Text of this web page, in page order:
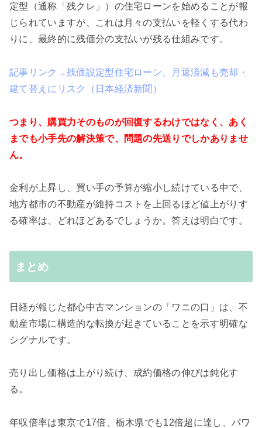
定型（通称「残クレ」）の住宅ローンを始めることが報
じられていますが、これは月々の支払いを軽くする代わ
りに、最終的に残価分の支払いが残る仕組みです。
記事リンク→残価設定型住宅ローン、月返済減も売却・
建て替えにリスク（日本経済新聞）
つまり、購買力そのものが回復するわけではなく、あく
までも小手先の解決策で、問題の先送りでしかありませ
ん。
金利が上昇し、買い手の予算が縮小し続けている中で、
地方都市の不動産が維持コストを上回るほど値上がりす
る確率は、どれほどあるでしょうか。答えは明白です。
まとめ
日経が報じた都心中古マンションの「ワニの口」は、不
動産市場に構造的な転換が起きていることを示す明確な
シグナルです。
売り出し価格は上がり続け、成約価格の伸びは鈍化す
る。
年収倍率は東京で17倍、栃木県でも12倍超に達し、パワ